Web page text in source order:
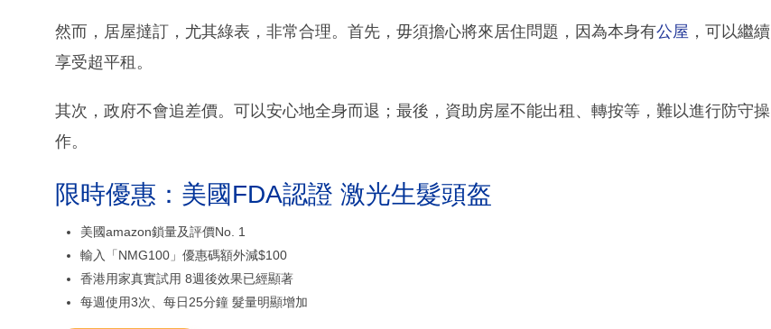
然而，居屋撻訂，尤其綠表，非常合理。首先，毋須擔心將來居住問題，因為本身有公屋 ，可以繼續
享受超平租。
其次，政府不會追差價。可以安心地全身而退；最後，資助房屋不能出租、轉按等，難以進行防守操
作。
限時優惠：美國FDA認證 激光生髮頭盔
美國amazon鎖量及評價No. 1
輸入「NMG100」優惠碼額外減$100
香港用家真實試用 8週後效果已經顯著
每週使用3次、每日25分鐘 髮量明顯增加